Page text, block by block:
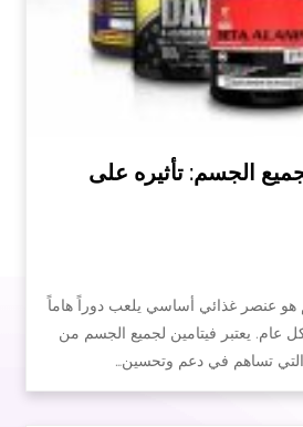
الجسم: تأثيره على
هو عنصر غذائي أساسي يلعب دوراً هاماً
يعتبر فيتامين لجميع الجسم من
التي تساهم في دعم وتحسين…